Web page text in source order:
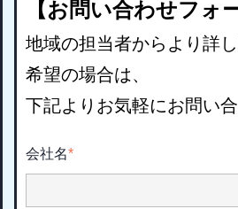
【お問い合わせフォ
地域の担当者からより詳
希望の場合は、
下記よりお気軽にお問い合
会社名*